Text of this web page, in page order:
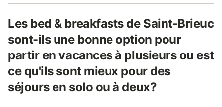
Les bed & breakfasts de Saint-Brieuc
sont-ils une bonne option pour
partir en vacances à plusieurs ou est
ce qu'ils sont mieux pour des
séjours en solo ou à deux?